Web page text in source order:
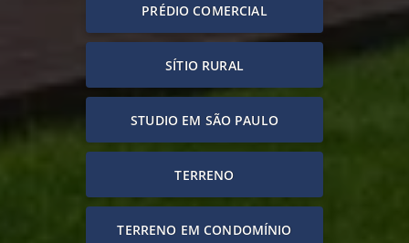
PRÉDIO COMERCIAL
SÍTIO RURAL
STUDIO EM SÃO PAULO
TERRENO
TERRENO EM CONDOMÍNIO